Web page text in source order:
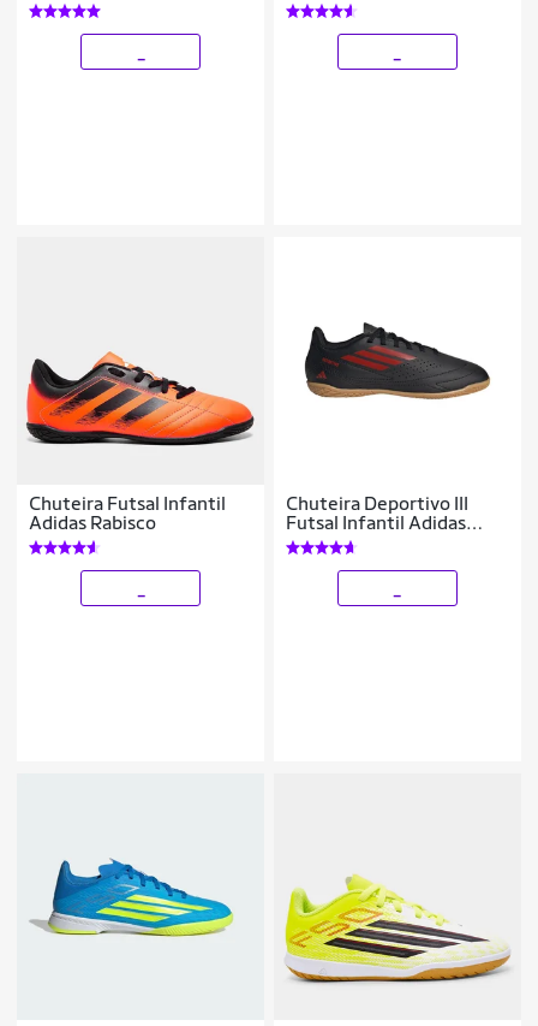
Chuteira Futsal Infantil
Adidas Rabisco
Chuteira Deportivo III
Futsal Infantil Adidas
Masculina